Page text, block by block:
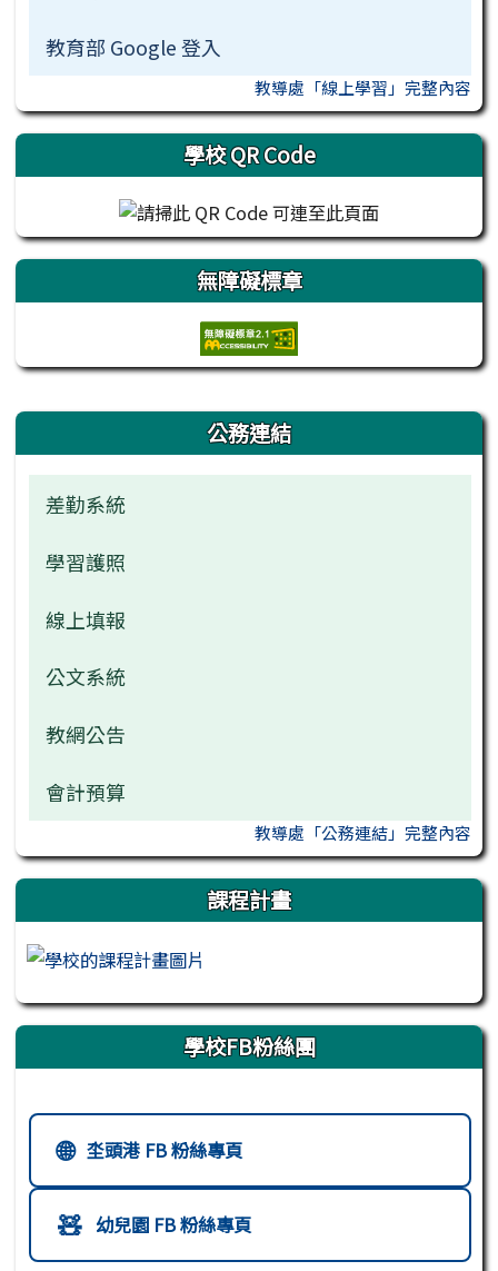
教育部 Google 登入
教導處「線上學習」完整內容
學校 QR Code
無障礙標章
右邊區域內容 公務連結
差勤系統
學習護照
線上填報
公文系統
教網公告
會計預算
教導處「公務連結」完整內容
課程計畫
學校FB粉絲團
校園社群媒體連結
🌐 坔頭港 FB 粉絲專頁
🧸 幼兒園 FB 粉絲專頁